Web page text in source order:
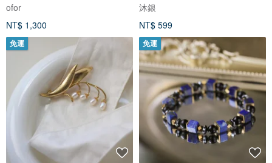
ofor
NT$ 1,300
沐銀
NT$ 599
免運 免運